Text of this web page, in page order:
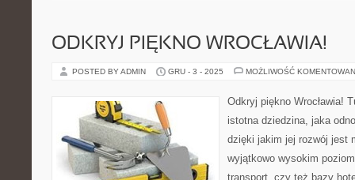
ODKRYJ PIĘKNO WROCŁAWIA!
POSTED BY ADMIN GRU - 3 - 2025 MOŻLIWOŚĆ
Odkryj piękno Wrocławia!
istotna dziedzina, jaka
dzięki jakim jej rozwój jest
wyjątkowo wysokim
transport, czy też bazy